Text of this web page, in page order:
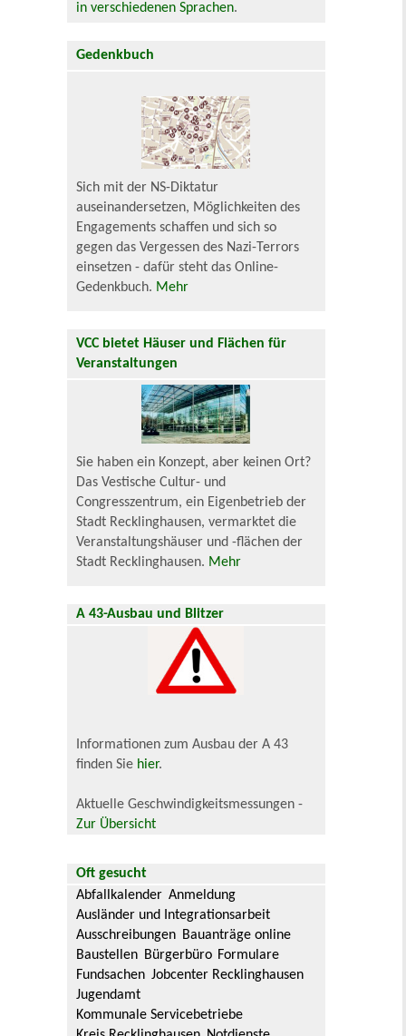
in verschiedenen Sprachen.
Gedenkbuch
Sich mit der NS-Diktatur
auseinandersetzen, Möglichkeiten des
Engagements schaffen und sich so
gegen das Vergessen des Nazi-Terrors
einsetzen - dafür steht das Online-
Gedenkbuch. Mehr
VCC bietet Häuser und Flächen für
Veranstaltungen
Sie haben ein Konzept, aber keinen Ort?
Das Vestische Cultur- und
Congresszentrum, ein Eigenbetrieb der
Stadt Recklinghausen, vermarktet die
Veranstaltungshäuser und -flächen der
Stadt Recklinghausen. Mehr
A 43-Ausbau und Blitzer
Informationen zum Ausbau der A 43
finden Sie hier.
Aktuelle Geschwindigkeitsmessungen -
Zur Übersicht
Oft gesucht
Abfallkalender Anmeldung
Ausländer und Integrationsarbeit
Ausschreibungen Bauanträge online
Baustellen Bürgerbüro Formulare
Fundsachen Jobcenter Recklinghausen
Jugendamt
Kommunale Servicebetriebe